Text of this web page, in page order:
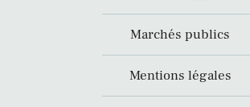
Marchés publics
Mentions légales